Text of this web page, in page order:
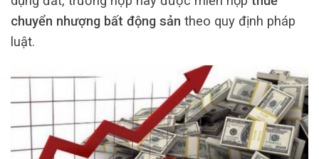
chuyển nhượng bất động sản theo quy định pháp
luật.